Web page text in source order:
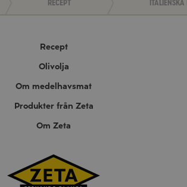
Recept
Recept
Olivolja
Om medelhavsmat
Produkter från Zeta
Om Zeta